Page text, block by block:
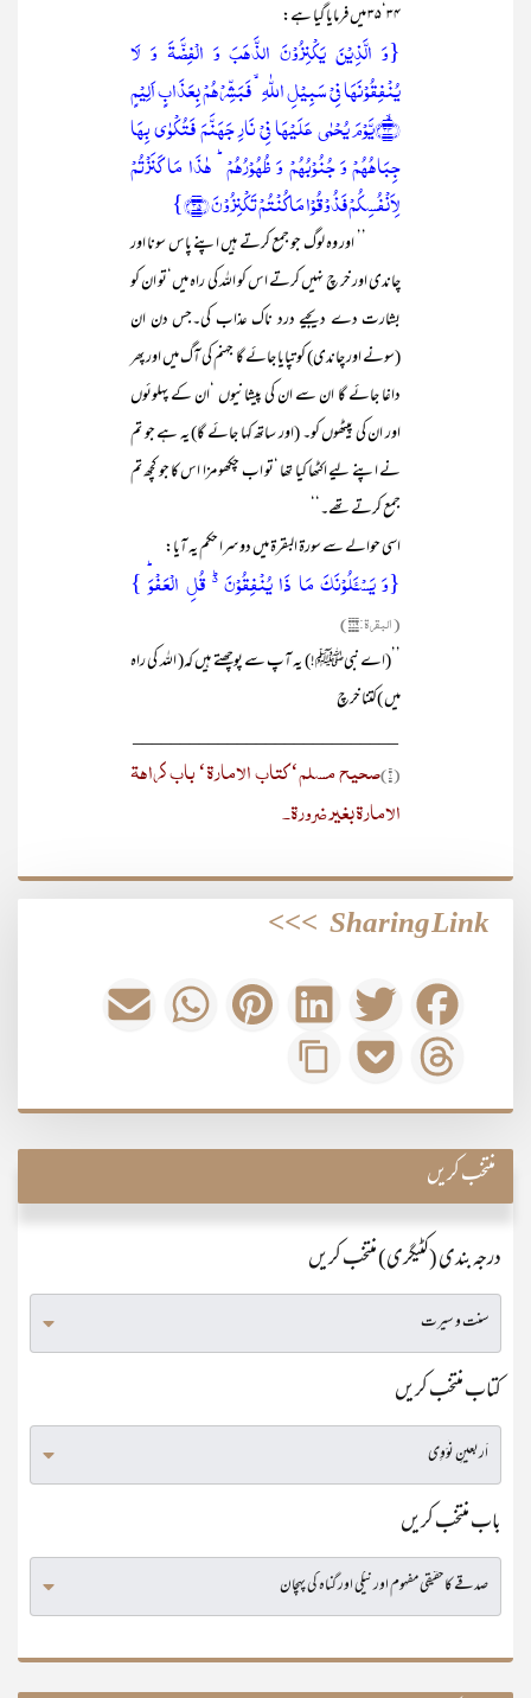
۳۴‘۳۵ میں فرمایا گیا ہے:
{وَ الَّذِیۡنَ یَکۡنِزُوۡنَ الذَّہَبَ وَ الۡفِضَّۃَ وَ لَا
یُنۡفِقُوۡنَہَا فِیۡ سَبِیۡلِ اللّٰہِ ۙ فَبَشِّرۡہُمۡ بِعَذَابٍ اَلِیۡمٍ
﴿ۙ۳۴﴾یَّوۡمَ یُحۡمٰی عَلَیۡہَا فِیۡ نَارِ جَہَنَّمَ فَتُکۡوٰی بِہَا
جِبَاہُہُمۡ وَ جُنُوۡبُہُمۡ وَ ظُہُوۡرُہُمۡ ؕ ہٰذَا مَا کَنَزۡتُمۡ
لِاَنۡفُسِکُمۡ فَذُوۡقُوۡا مَا کُنۡتُمۡ تَکۡنِزُوۡنَ ﴿۳۵﴾}
’’ اور وہ لوگ جو جمع کرتے ہیں اپنے پاس سونا اور
چاندی اور خر چ نہیں کرتے اس کو اللہ کی راہ میں‘تو ان کو
بشارت دے دیجیے درد ناک عذاب کی۔جس دن ان
(سونے اور چاندی) کو تپایا جائے گا جہنم کی آگ میں اور پھر
داغا جائے گا ان سے ان کی پیشانیوں ‘ان کے پہلوئوں
اور ان کی پیٹھوں کو۔ (اور ساتھ کہا جائے گا) یہ ہے جو تم
نے اپنے لیے اکٹھا کیا تھا ‘تو اب چکھو مزا اس کا جو کچھ تم
جمع کرتے تھے۔‘‘
اسی حوالے سے سورۃ البقرۃ میں دوسرا حکم یہ آیا:
{وَ یَسۡـَٔلُوۡنَکَ مَا ذَا یُنۡفِقُوۡنَ ۬ؕ قُلِ الۡعَفۡوَؕ }
(البقرۃ:۲۱۹)
’’(اے نبیﷺ!) یہ آپ سے پوچھتے ہیں کہ( اللہ کی راہ
میں )کتنا خرچ
____________________________
(۱) صحیح مسلم‘ کتاب الامارۃ‘ باب کراہۃ
الامارۃ بغیر ضرورۃ۔
Sharing Link
>>>
منتخب کریں
درجہ بندی (کٹیگری) منتخب کریں
کتاب منتخب کریں
باب منتخب کریں